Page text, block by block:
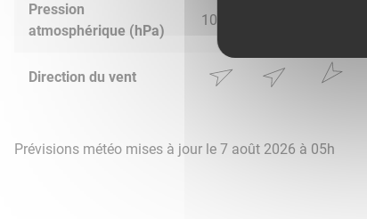
Pression
atmosphérique (hPa)
1020.0
Direction du vent
Prévisions météo mises à jour le 7 août 2026 à 05h